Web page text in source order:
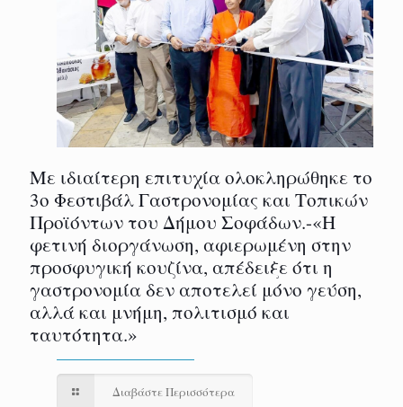
Με ιδιαίτερη επιτυχία ολοκληρώθηκε το
3ο Φεστιβάλ Γαστρονομίας και Τοπικών
Προϊόντων του Δήμου Σοφάδων.-«Η
φετινή διοργάνωση, αφιερωμένη στην
προσφυγική κουζίνα, απέδειξε ότι η
γαστρονομία δεν αποτελεί μόνο γεύση,
αλλά και μνήμη, πολιτισμό και
ταυτότητα.»
Διαβάστε Περισσότερα